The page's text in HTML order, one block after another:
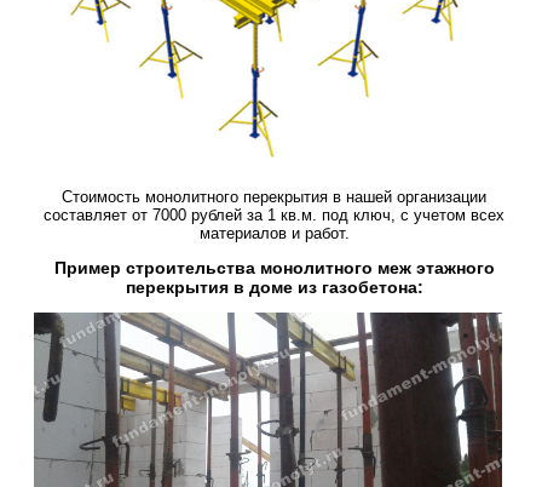
Стоимость монолитного перекрытия в нашей организации
составляет от 7000 рублей за 1 кв.м. под ключ, с учетом всех
материалов и работ.
Пример строительства монолитного меж этажного
перекрытия в доме из газобетона: